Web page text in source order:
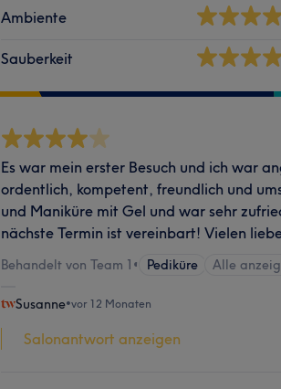
Ambiente
Sauberkeit
Es war mein erster Besuch und ich war
ordentlich, kompetent, freundlich und
und Maniküre mit Gel und war sehr
nächste Termin ist vereinbart! Vielen
Behandelt von Team 1 • Pediküre Alle
Susanne•vor 12 Monaten
Salonantwort anzeigen